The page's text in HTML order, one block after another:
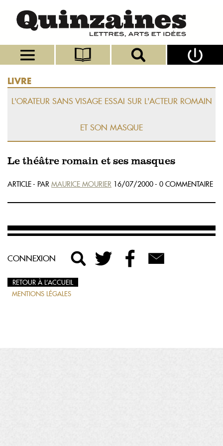
LIVRE
L'ORATEUR SANS VISAGE ESSAI SUR L'ACTEUR ROMAIN
ET SON MASQUE
Le théâtre romain et ses masques
ARTICLE - PAR MAURICE MOURIER 16/07/2000 - 0 COMMENTAIRE
CONNEXION
RETOUR À L’ACCUEIL
MENTIONS LÉGALES